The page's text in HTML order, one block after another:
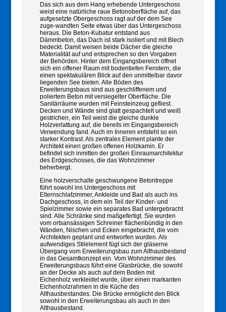
Das sich aus dem Hang erhebende Untergeschoss
weist eine natürliche raue Betonoberfläche auf, das
aufgesetzte Obergeschoss ragt auf der dem See
zuge-wandten Seite etwas über das Untergeschoss
heraus. Die Beton-Kubatur entstand aus
Dämmbeton, das Dach ist stark isoliert und mit Blech
bedeckt. Damit weisen beide Dächer die gleiche
Materialität auf und entsprechen so den Vorgaben
der Behörden. Hinter dem Eingangsbereich öffnet
sich ein offener Raum mit bodentiefen Fenstern, die
einen spektakulären Blick auf den unmittelbar davor
liegenden See bieten. Alle Böden des
Erweiterungsbaus sind aus geschliffenem und
poliertem Beton mit versiegelter Oberfläche. Die
Sanitärräume wurden mit Feinsteinzeug gefliest.
Decken und Wände sind glatt gespachtelt und weiß
gestrichen, ein Teil weist die gleiche dunkle
Holzverlattung auf, die bereits im Eingangsbereich
Verwendung fand. Auch im Inneren entsteht so ein
starker Kontrast. Als zentrales Element plante der
Architekt einen großen offenen Holzkamin. Er
befindet sich inmitten der großen Einraum­architektur
des Erdgeschosses, die das Wohnzimmer
beherbergt.
Eine holzverschalte geschwungene Betontreppe
führt sowohl ins Untergeschoss mit
Elternschlafzimmer, Ankleide und Bad als auch ins
Dachgeschoss, in dem ein Teil der Kinder- und
Spielzimmer sowie ein separates Bad untergebracht
sind. Alle Schränke sind maßgefertigt. Sie wurden
vom ortsansässigen Schreiner flächenbündig in den
Wänden, Nischen und Ecken eingebracht, die vom
Architekten geplant und entworfen wurden. Als
aufwendiges Stilelement fügt sich der gläserne
Übergang vom Erweiterungsbau zum Althausbestand
in das Gesamtkonzept ein. Vom Wohnzimmer des
Erweiterungsbaus führt eine Glasbrücke, die sowohl
an der Decke als auch auf dem Boden mit
Eichenholz verkleidet wurde, über einen markanten
Eichenholzrahmen in die Küche des
Althausbestandes. Die Brücke ermöglicht den Blick
sowohl in den Erweiterungsbau als auch in den
Althausbestand.